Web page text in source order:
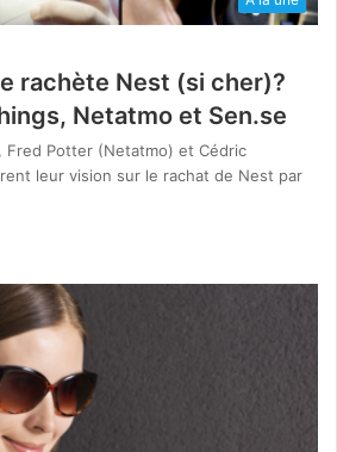
rachète Nest (si cher)?
Netatmo et Sen.se
Fred Potter (Netatmo) et Cédric
leur vision sur le rachat de Nest par